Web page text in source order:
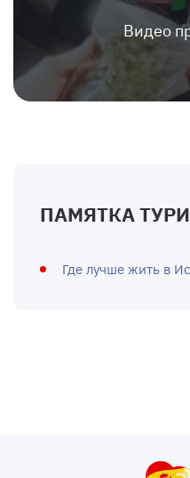
Видео
ПАМЯТКА
Где лучше жить в